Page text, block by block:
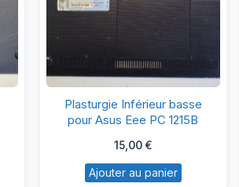
Plasturgie
Inférieur
basse
Asus
Plasturgie Inférieur basse
pour Asus Eee PC 1215B
15,00 €
Ajouter au panier